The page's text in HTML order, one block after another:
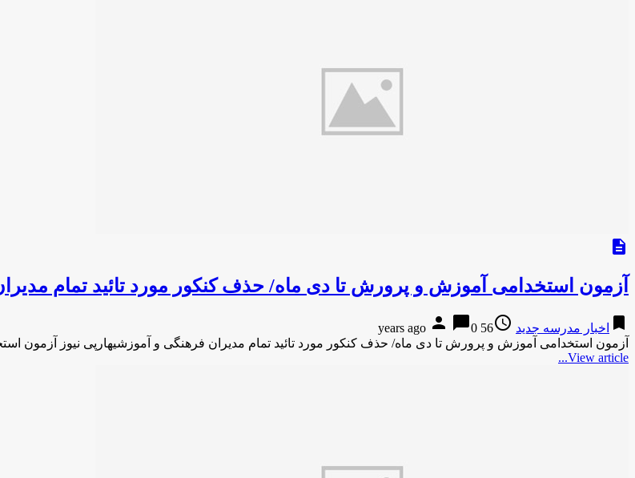
description
آزمون استخدامی آموزش و پرورش تا دی ماه/ حذف کنکور مورد تائید تمام
bookmark اخبار مدرسه جدید access_time
56 years ago
person chat_bubble0
آزمون استخدامی آموزش و پرورش تا دی ماه/ حذف کنکور مورد تائید تمام مدیران فرهنگی و آموزشیهارپی نیوز آزمون
View article...